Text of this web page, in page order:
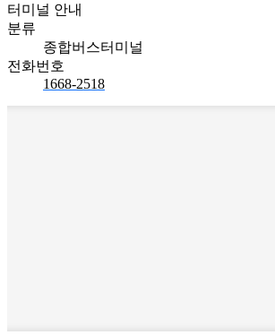
터미널 안내
분류
종합버스터미널
전화번호
1668-2518